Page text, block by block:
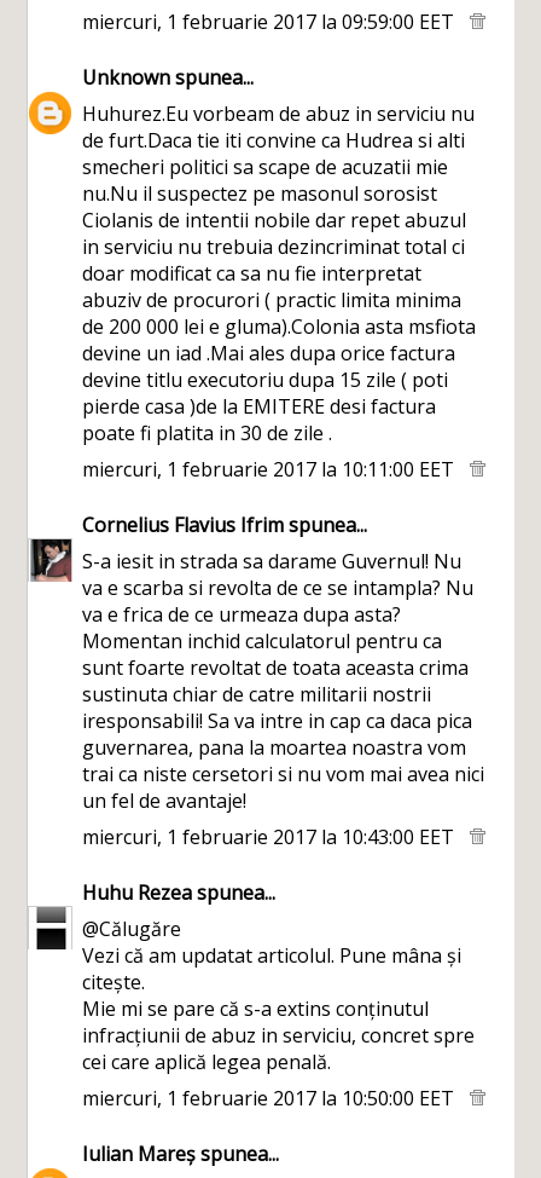
miercuri, 1 februarie 2017 la 09:59:00 EET
Unknownspunea...
Huhurez.Eu vorbeam de abuz in serviciu nu
de furt.Daca tie iti convine ca Hudrea si alti
smecheri politici sa scape de acuzatii mie
nu.Nu il suspectez pe masonul sorosist
Ciolanis de intentii nobile dar repet abuzul
in serviciu nu trebuia dezincriminat total ci
doar modificat ca sa nu fie interpretat
abuziv de procurori ( practic limita minima
de 200 000 lei e gluma).Colonia asta msfiota
devine un iad .Mai ales dupa orice factura
devine titlu executoriu dupa 15 zile ( poti
pierde casa )de la EMITERE desi factura
poate fi platita in 30 de zile .
miercuri, 1 februarie 2017 la 10:11:00 EET
Cornelius Flavius Ifrimspunea...
S-a iesit in strada sa darame Guvernul! Nu
va e scarba si revolta de ce se intampla? Nu
va e frica de ce urmeaza dupa asta?
Momentan inchid calculatorul pentru ca
sunt foarte revoltat de toata aceasta crima
sustinuta chiar de catre militarii nostrii
iresponsabili! Sa va intre in cap ca daca pica
guvernarea, pana la moartea noastra vom
trai ca niste cersetori si nu vom mai avea nici
un fel de avantaje!
miercuri, 1 februarie 2017 la 10:43:00 EET
Huhu Rezeaspunea...
@Călugăre
Vezi că am updatat articolul. Pune mâna și
citește.
Mie mi se pare că s-a extins conținutul
infracțiunii de abuz in serviciu, concret spre
cei care aplică legea penală.
miercuri, 1 februarie 2017 la 10:50:00 EET
Iulian Mareșspunea...